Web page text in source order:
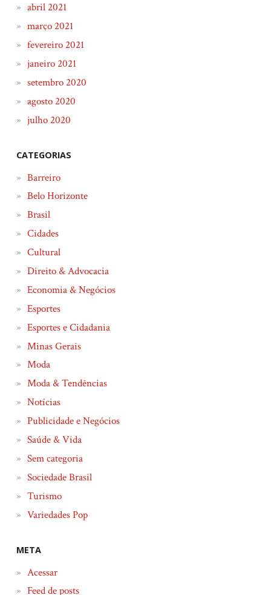
abril 2021
março 2021
fevereiro 2021
janeiro 2021
setembro 2020
agosto 2020
julho 2020
CATEGORIAS
Barreiro
Belo Horizonte
Brasil
Cidades
Cultural
Direito & Advocacia
Economia & Negócios
Esportes
Esportes e Cidadania
Minas Gerais
Moda
Moda & Tendências
Notícias
Publicidade e Negócios
Saúde & Vida
Sem categoria
Sociedade Brasil
Turismo
Variedades Pop
META
Acessar
Feed de posts